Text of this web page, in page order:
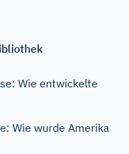
Wie entwickelte
Wie wurde Amerika